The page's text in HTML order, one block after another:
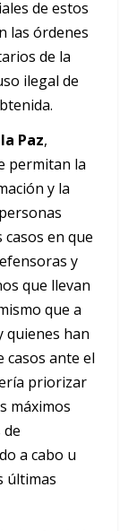
de estos
las órdenes
de la
ilegal de
Paz,
permitan la
y la
en que
y
que llevan
que a
quienes han
casos ante el
priorizar
máximos
a cabo u
últimas